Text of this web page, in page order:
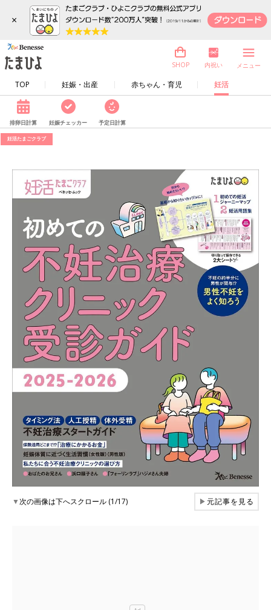
×
TOP 妊娠・出産 赤ちゃん・育児 妊活
SHOP 内祝い メニュー
排卵日計算 妊娠チェッカー 予定日計算
妊活たまごクラブ
▼次の画像は下へスクロール (1/17) ▶元記事を見る